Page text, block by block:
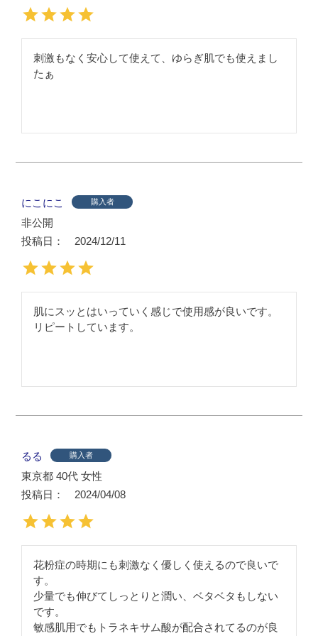
刺激もなく安心して使えて、ゆらぎ肌でも使えまし
たぁ
にこにこ 購入者
非公開
投稿日
2024/12/11
肌にスッとはいっていく感じで使用感が良いです。
リピートしています。
るる 購入者
東京都 40代 女性
投稿日
2024/04/08
花粉症の時期にも刺激なく優しく使えるので良いで
す。
少量でも伸びてしっとりと潤い、ベタベタもしない
です。
敏感肌用でもトラネキサム酸が配合されてるのが良